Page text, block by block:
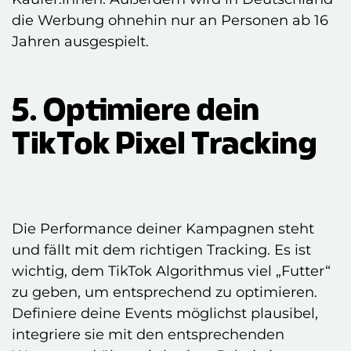
die Werbung ohnehin nur an Personen ab 16
Jahren ausgespielt.
5. Optimiere dein
TikTok Pixel Tracking
Die Performance deiner Kampagnen steht
und fällt mit dem richtigen Tracking. Es ist
wichtig, dem TikTok Algorithmus viel „Futter“
zu geben, um entsprechend zu optimieren.
Definiere deine Events möglichst plausibel,
integriere sie mit den entsprechenden